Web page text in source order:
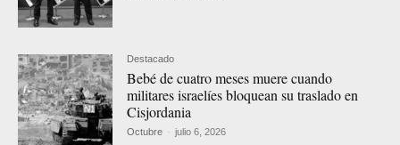
Destacado
Bebé de cuatro meses muere cuando
militares israelíes bloquean su traslado en
Cisjordania
Octubre - julio 6, 2026